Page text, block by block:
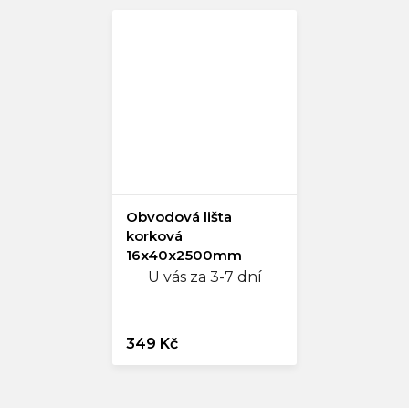
Obvodová lišta
korková
16x40x2500mm
hrubá, lak
U vás za 3-7 dní
349 Kč